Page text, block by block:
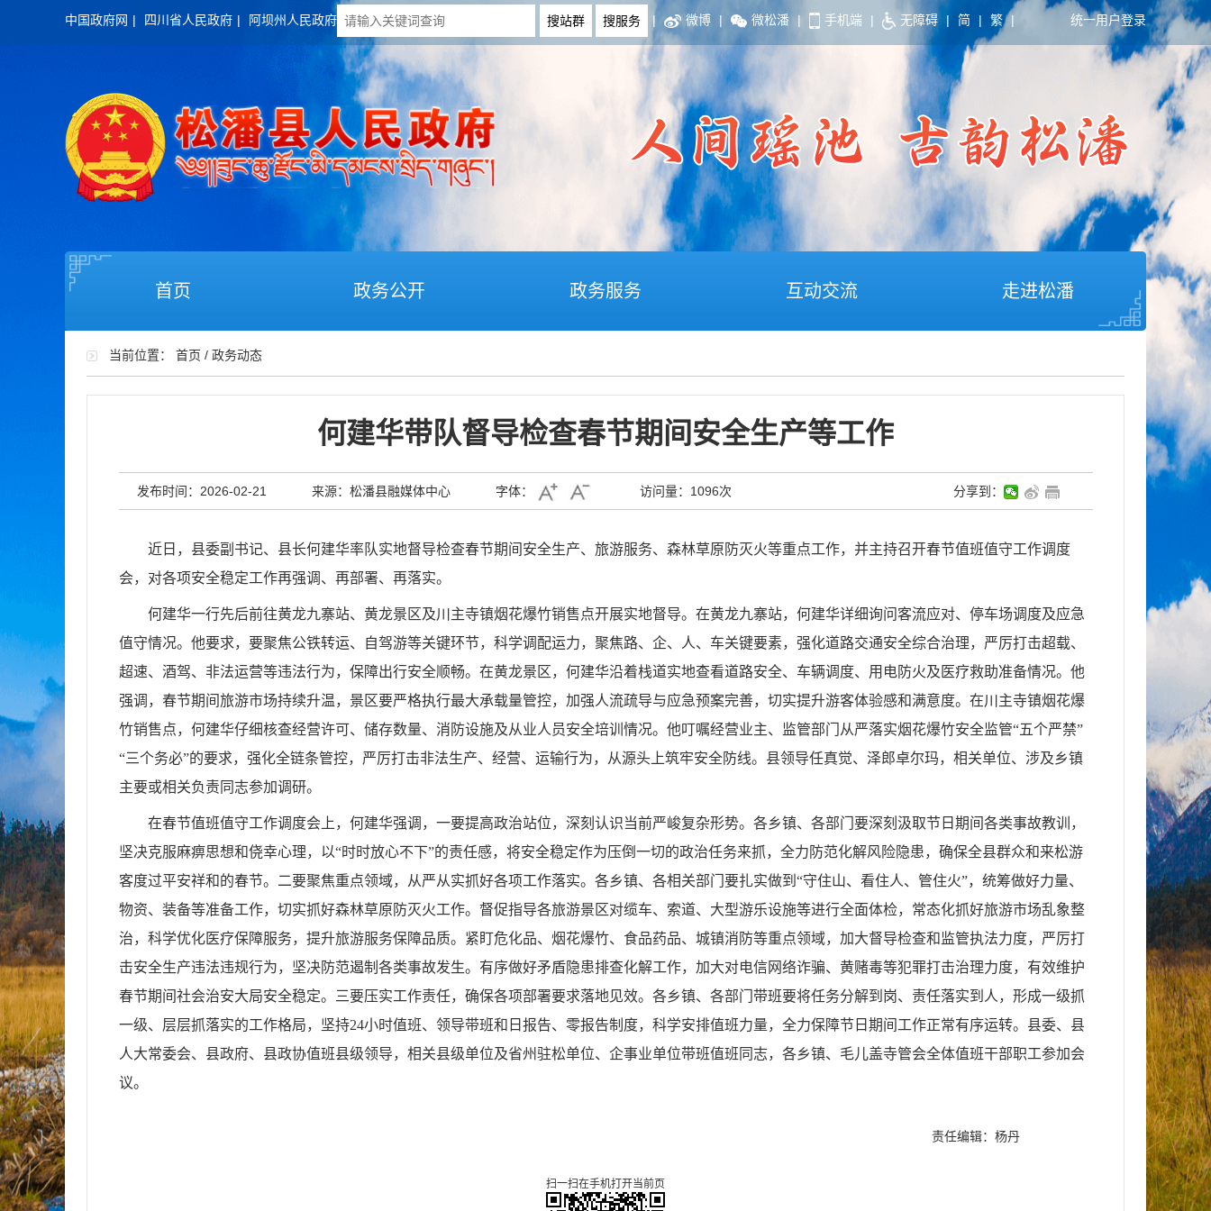
中国政府网 | 四川省人民政府 | 阿坝州人民政府 | 微博 | 微松潘 | 手机端 | 无障碍 | 简 | 繁 | 统一用户登录
首页 政务公开 政务服务 互动交流 走进松潘
当前位置： 首页 / 政务动态
何建华带队督导检查春节期间安全生产等工作
发布时间：2026-02-21 来源：松潘县融媒体中心 字体： 访问量： 1096次 分享到：
近日，县委副书记、县长何建华率队实地督导检查春节期间安全生产、旅游服务、森林草原防灭火等重点工作，并主持召开春节值班值守工作调度
会，对各项安全稳定工作再强调、再部署、再落实。
何建华一行先后前往黄龙九寨站、黄龙景区及川主寺镇烟花爆竹销售点开展实地督导。在黄龙九寨站，何建华详细询问客流应对、停车场调度及应急
值守情况。他要求，要聚焦公铁转运、自驾游等关键环节，科学调配运力，聚焦路、企、人、车关键要素，强化道路交通安全综合治理，严厉打击超载、
超速、酒驾、非法运营等违法行为，保障出行安全顺畅。在黄龙景区，何建华沿着栈道实地查看道路安全、车辆调度、用电防火及医疗救助准备情况。他
强调，春节期间旅游市场持续升温，景区要严格执行最大承载量管控，加强人流疏导与应急预案完善，切实提升游客体验感和满意度。在川主寺镇烟花爆
竹销售点，何建华仔细核查经营许可、储存数量、消防设施及从业人员安全培训情况。他叮嘱经营业主、监管部门从严落实烟花爆竹安全监管“五个严禁”
“三个务必”的要求，强化全链条管控，严厉打击非法生产、经营、运输行为，从源头上筑牢安全防线。县领导任真觉、泽郎卓尔玛，相关单位、涉及乡镇
主要或相关负责同志参加调研。
在春节值班值守工作调度会上，何建华强调，一要提高政治站位，深刻认识当前严峻复杂形势。各乡镇、各部门要深刻汲取节日期间各类事故教训，
坚决克服麻痹思想和侥幸心理，以“时时放心不下”的责任感，将安全稳定作为压倒一切的政治任务来抓，全力防范化解风险隐患，确保全县群众和来松游
客度过平安祥和的春节。二要聚焦重点领域，从严从实抓好各项工作落实。各乡镇、各相关部门要扎实做到“守住山、看住人、管住火”，统筹做好力量、
物资、装备等准备工作，切实抓好森林草原防灭火工作。督促指导各旅游景区对缆车、索道、大型游乐设施等进行全面体检，常态化抓好旅游市场乱象整
治，科学优化医疗保障服务，提升旅游服务保障品质。紧盯危化品、烟花爆竹、食品药品、城镇消防等重点领域，加大督导检查和监管执法力度，严厉打
击安全生产违法违规行为，坚决防范遏制各类事故发生。有序做好矛盾隐患排查化解工作，加大对电信网络诈骗、黄赌毒等犯罪打击治理力度，有效维护
春节期间社会治安大局安全稳定。三要压实工作责任，确保各项部署要求落地见效。各乡镇、各部门带班要将任务分解到岗、责任落实到人，形成一级抓
一级、层层抓落实的工作格局，坚持24小时值班、领导带班和日报告、零报告制度，科学安排值班力量，全力保障节日期间工作正常有序运转。县委、县
人大常委会、县政府、县政协值班县级领导，相关县级单位及省州驻松单位、企事业单位带班值班同志，各乡镇、毛儿盖寺管会全体值班干部职工参加会
议。
责任编辑：杨丹
扫一扫在手机打开当前页